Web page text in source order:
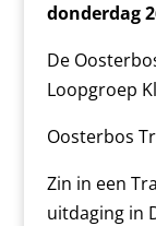
donderdag
De
Loopgroep
Oosterbos
Zin in een
uitdaging in